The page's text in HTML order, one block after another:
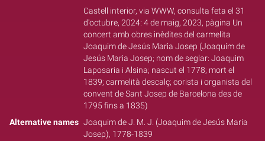
Castell interior, via WWW, consulta feta el 31
d'octubre, 2024: 4 de maig, 2023, pàgina Un
concert amb obres inèdites del carmelita
Joaquim de Jesús Maria Josep (Joaquim de
Jesús Maria Josep; nom de seglar: Joaquim
Laposaria i Alsina; nascut el 1778; mort el
1839; carmelità descalç; corista i organista del
convent de Sant Josep de Barcelona des de
1795 fins a 1835)
Alternative names Joaquim de J. M. J. (Joaquim de Jesús Maria
Josep), 1778-1839